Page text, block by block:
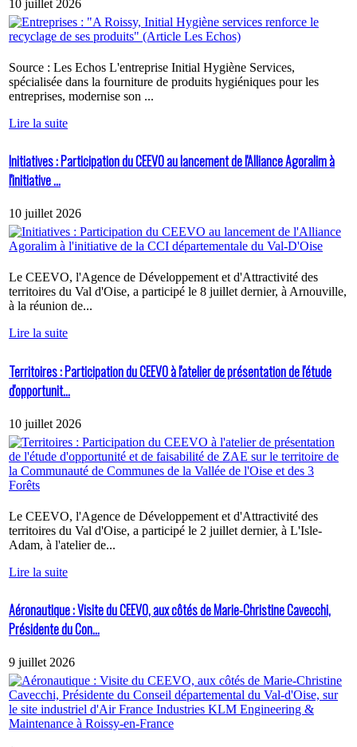
10 juillet 2026
Source : Les Echos L'entreprise Initial Hygiène Services,
spécialisée dans la fourniture de produits hygiéniques pour les
entreprises, modernise son ...
Lire la suite
Initiatives : Participation du CEEVO au lancement de l'Alliance Agoralim à
l'initiative ...
10 juillet 2026
Le CEEVO, l'Agence de Développement et d'Attractivité des
territoires du Val d'Oise, a participé le 8 juillet dernier, à Arnouville,
à la réunion de...
Lire la suite
Territoires : Participation du CEEVO à l'atelier de présentation de l'étude
d'opportunit...
10 juillet 2026
Le CEEVO, l'Agence de Développement et d'Attractivité des
territoires du Val d'Oise, a participé le 2 juillet dernier, à L'Isle-
Adam, à l'atelier de...
Lire la suite
Aéronautique : Visite du CEEVO, aux côtés de Marie-Christine Cavecchi,
Présidente du Con...
9 juillet 2026